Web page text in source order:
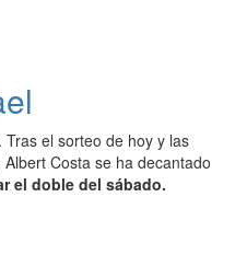
. Tras el sorteo de hoy y las
Costa se ha decantado
el doble del sábado.